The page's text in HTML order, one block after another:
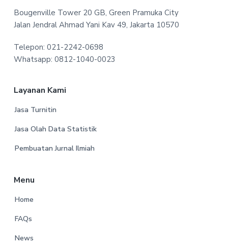
Bougenville Tower 20 GB, Green Pramuka City
Jalan Jendral Ahmad Yani Kav 49, Jakarta 10570
Telepon: 021-2242-0698
Whatsapp: 0812-1040-0023
Layanan Kami
Jasa Turnitin
Jasa Olah Data Statistik
Pembuatan Jurnal Ilmiah
Menu
Home
FAQs
News